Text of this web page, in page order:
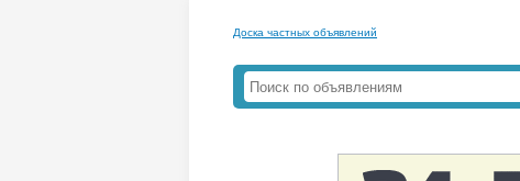
Доска частных объявлений